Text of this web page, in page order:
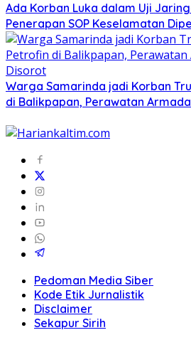
Ada Korban Luka dalam Uji
Penerapan SOP Keselamatan
Warga Samarinda jadi Korban
di Balikpapan, Perawatan
Pedoman Media Siber
Kode Etik Jurnalistik
Disclaimer
Sekapur Sirih